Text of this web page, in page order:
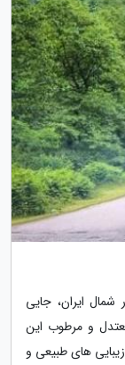
شمال ایران، جایی
و مرطوب این
های طبیعی و